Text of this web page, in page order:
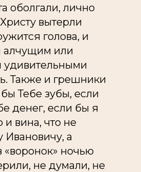
оболгали, лично
вытерли
голова, и
алчущим или
Также и грешники
Тебе зубы, если
денег, если бы я
и вина, что не
Ивановичу, а
«воронок» ночью
не думали, не